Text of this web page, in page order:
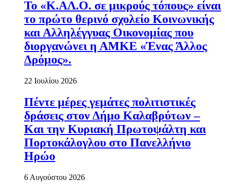
Το «Κ.ΑΛ.Ο. σε μικρούς τόπους» είναι
το πρώτο θερινό σχολείο Κοινωνικής
και Αλληλέγγυας Οικονομίας που
διοργανώνει η ΑΜΚΕ «Ένας Άλλος
Δρόμος».
22 Ιουλίου 2026
Πέντε μέρες γεμάτες πολιτιστικές
δράσεις στον Δήμο Καλαβρύτων –
Και την Κυριακή Πρωτοψάλτη και
Πορτοκάλογλου στο Πανελλήνιο
Ηρώο
6 Αυγούστου 2026